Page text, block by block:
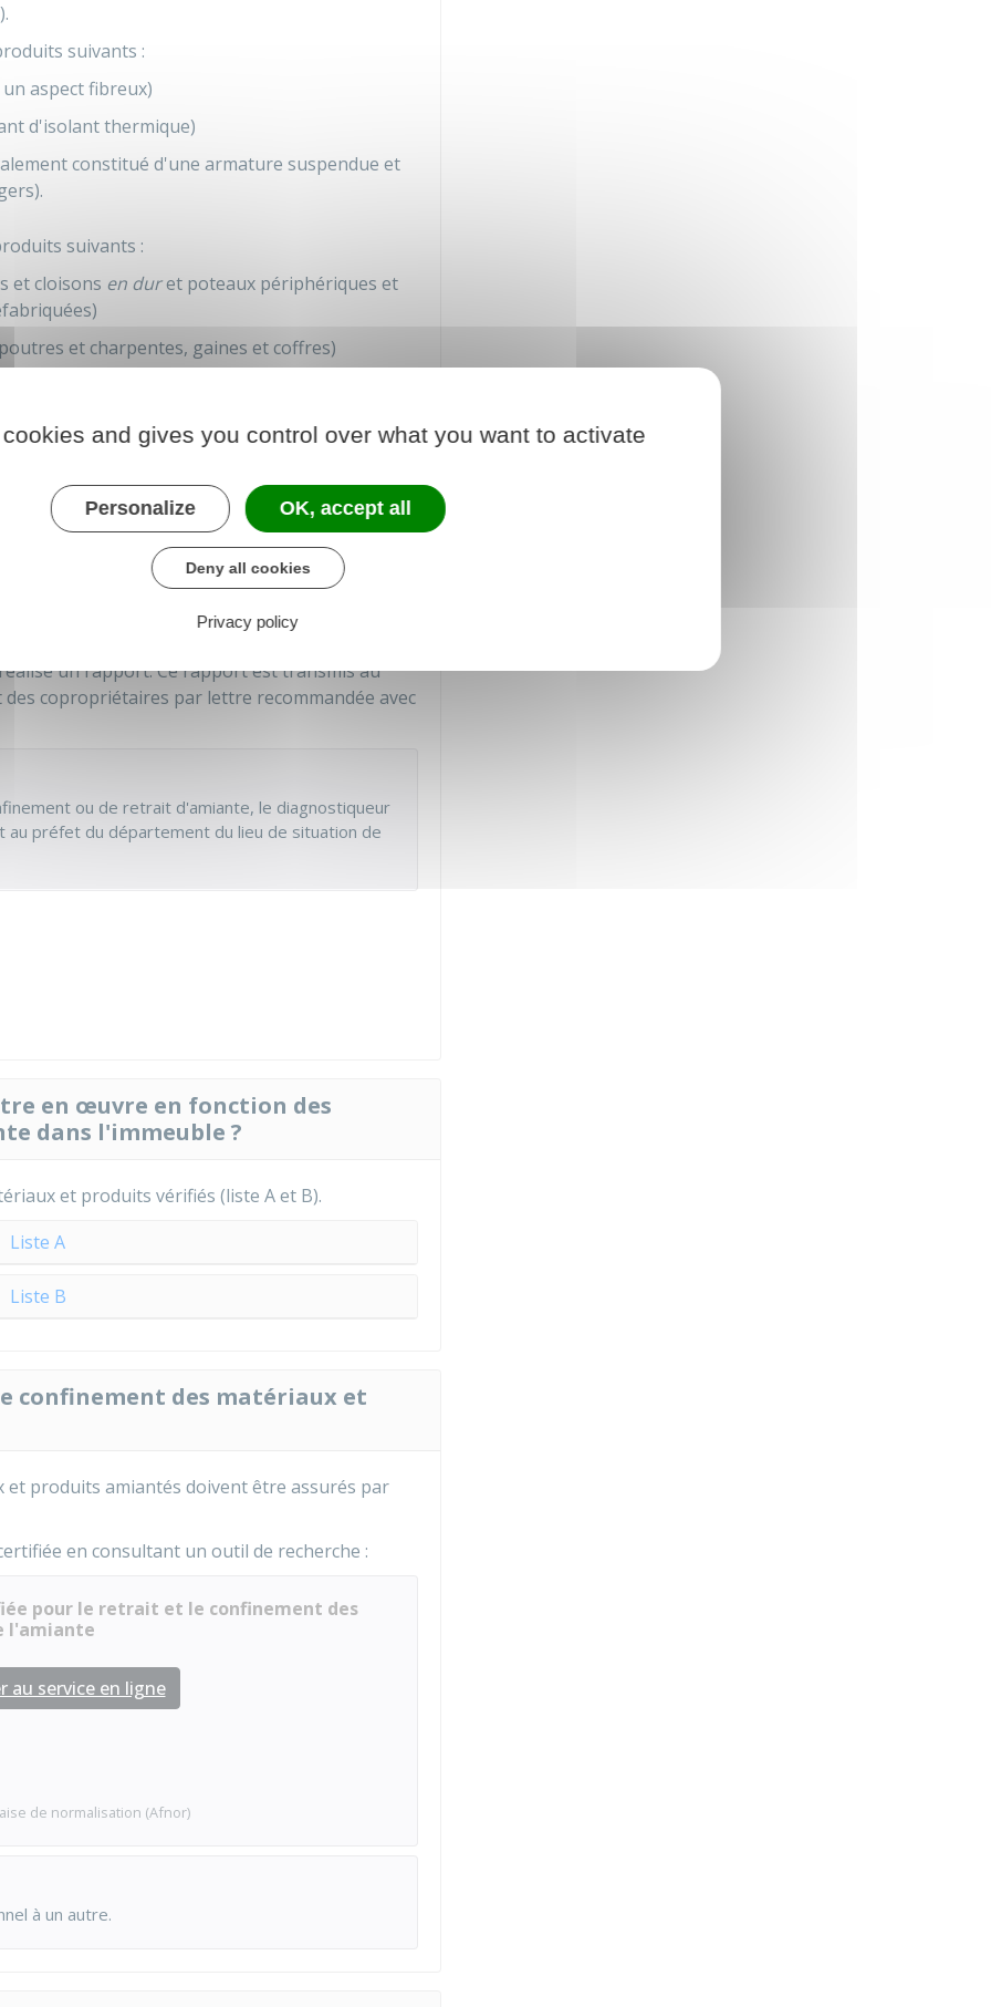
suivants :
aspect fibreux)
d'isolant thermique)
constitué d'une armature suspendue et
suivants :
et cloisons en duret poteaux périphériques et
et charpentes, gaines et coffres)
intérieurs (conduits de fluides air, eau,
feu, portes coupe-feu, vide-ordures)
légères, conduits en toiture et façade).
la nature des matériaux et produits de la liste A
ce sont les matériaux et produitsmentionnés
d'une vérification.
mentionnés sur la liste A
un rapport. Ce rapport est transmis au
copropriétaires par lettre recommandée avec
ou de retrait d'amiante, le diagnostiqueur
préfet du département du lieu de situation de
en œuvre en fonction des
dans l'immeuble ?
et produits vérifiés (liste A et B).
Liste A
Liste B
confinement des matériaux et
produits amiantés doivent être assurés par
en consultant un outil de recherche :
pour le retrait et le confinement des
l'amiante
au service en ligne
de normalisation (Afnor)
à un autre.
and gives you control over what you want to activate
Personalize OK, accept all
Deny all cookies
Privacy policy